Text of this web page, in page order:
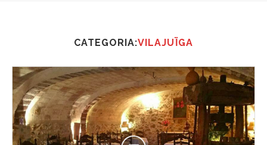
CATEGORIA:VILAJUÏGA